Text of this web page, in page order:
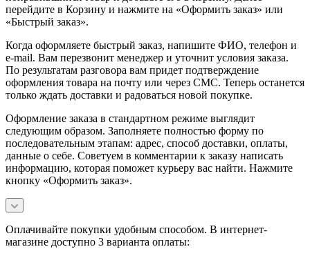
перейдите в Корзину и нажмите на «Оформить заказ» или
«Быстрый заказ».
Когда оформляете быстрый заказ, напишите ФИО, телефон и
e-mail. Вам перезвонит менеджер и уточнит условия заказа.
По результатам разговора вам придет подтверждение
оформления товара на почту или через СМС. Теперь останется
только ждать доставки и радоваться новой покупке.
Оформление заказа в стандартном режиме выглядит
следующим образом. Заполняете полностью форму по
последовательным этапам: адрес, способ доставки, оплаты,
данные о себе. Советуем в комментарии к заказу написать
информацию, которая поможет курьеру вас найти. Нажмите
кнопку «Оформить заказ».
Оплачивайте покупки удобным способом. В интернет-
магазине доступно 3 варианта оплаты: